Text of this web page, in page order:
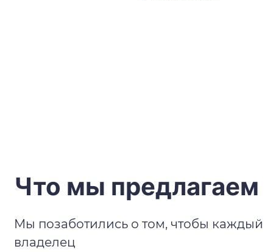
Что мы предлагаем
Мы позаботились о том, чтобы каждый
владелец